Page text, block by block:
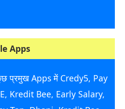
Apps
प्रमुख Apps में Credy5, Pay
Kredit Bee, Early Salary,